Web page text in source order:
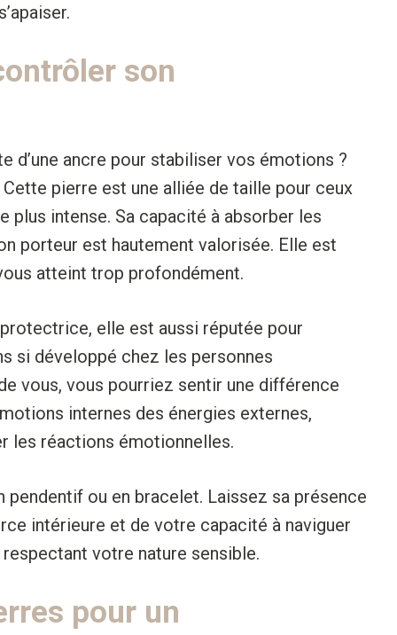
son
d’une ancre pour stabiliser vos émotions ?
pierre est une alliée de taille pour ceux
plus intense. Sa capacité à absorber les
porteur est hautement valorisée. Elle est
atteint trop profondément.
elle est aussi réputée pour
si développé chez les personnes
vous, vous pourriez sentir une différence
internes des énergies externes,
les réactions émotionnelles.
ou en bracelet. Laissez sa présence
intérieure et de votre capacité à naviguer
votre nature sensible.
pour un